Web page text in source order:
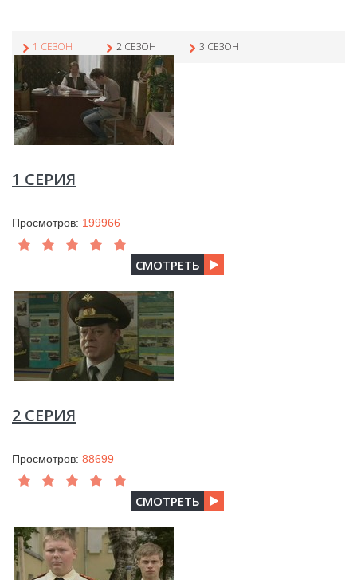
1 СЕЗОН 2 СЕЗОН 3 СЕЗОН
1 СЕРИЯ
Просмотров: 199966
СМОТРЕТЬ
2 СЕРИЯ
Просмотров: 88699
СМОТРЕТЬ